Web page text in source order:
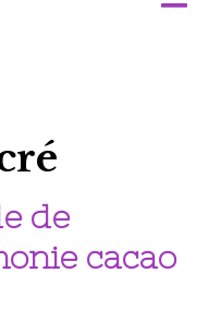
de
cacao